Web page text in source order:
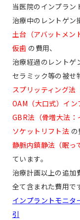
当医院のインプラン
治療中のレントゲン
土台（アバットメン
仮歯 の費用、
治療経過のレントゲ
セラミック等の被せ
スプリッティング法
OAM（大口式）イ
GBR法（骨増大法：
ソケットリフト法 の
静脈内鎮静法（眠っ
ています。
治療計画以上の追加
全て含まれた費用で
インプラントモニタ
引